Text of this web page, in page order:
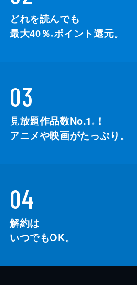
どれを読んでも
最大40％ ※ポイント還元。
03
見放題作品数No.1 ※
！
アニメや映画がたっぷり。
04
解約は
いつでもOK。